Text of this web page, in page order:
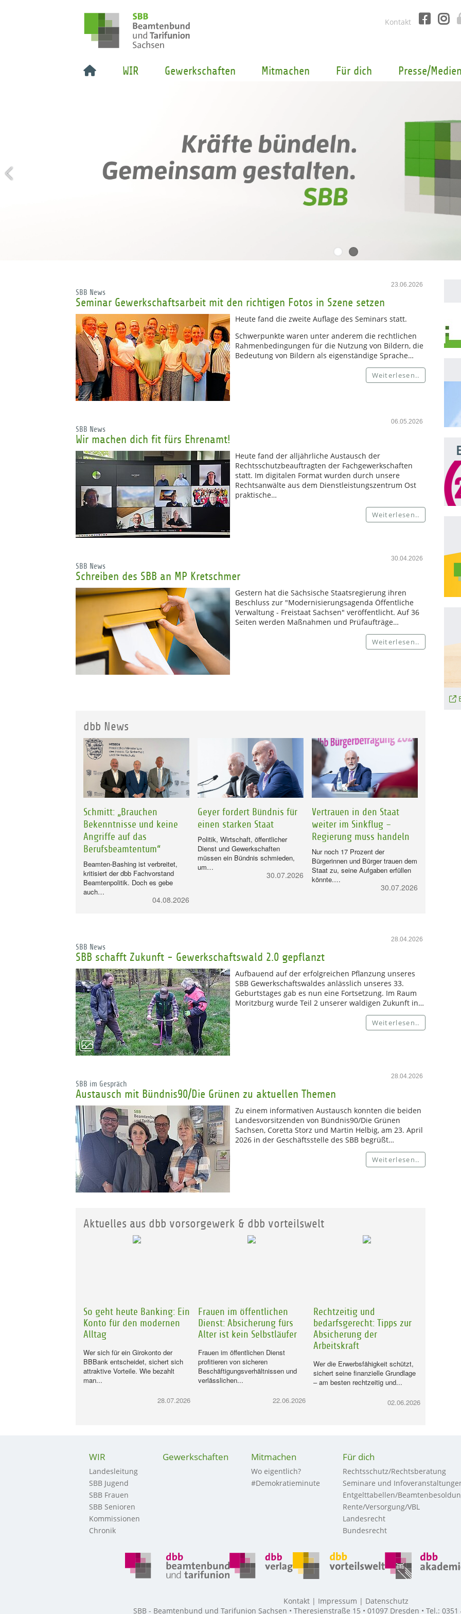
Kontakt
WIR Gewerkschaften Mitmachen Für dich Presse/Medien
23.06.2026
SBB News
Seminar Gewerkschaftsarbeit mit den richtigen Fotos in Szene setzen
Heute fand die zweite Auflage des Seminars statt.
Schwerpunkte waren unter anderem die rechtlichen
Rahmenbedingungen für die Nutzung von Bildern, die
Bedeutung von Bildern als eigenständige Sprache…
Weiterlesen..
06.05.2026
SBB News
Wir machen dich fit fürs Ehrenamt!
Heute fand der alljährliche Austausch der
Rechtsschutzbeauftragten der Fachgewerkschaften
statt. Im digitalen Format wurden durch unsere
Rechtsanwälte aus dem Dienstleistungszentrum Ost
praktische…
Weiterlesen..
30.04.2026
SBB News
Schreiben des SBB an MP Kretschmer
Gestern hat die Sächsische Staatsregierung ihren
Beschluss zur "Modernisierungsagenda Öffentliche
Verwaltung - Freistaat Sachsen" veröffentlicht. Auf 36
Seiten werden Maßnahmen und Prüfaufträge…
Weiterlesen..
dbb News
Schmitt: „Brauchen
Bekenntnisse und keine
Angriffe auf das
Berufsbeamtentum“
Beamten-Bashing ist verbreitet,
kritisiert der dbb Fachvorstand
Beamtenpolitik. Doch es gebe
auch…
04.08.2026
Geyer fordert Bündnis für
einen starken Staat
Politik, Wirtschaft, öffentlicher
Dienst und Gewerkschaften
müssen ein Bündnis schmieden,
um…
30.07.2026
Vertrauen in den Staat
weiter im Sinkflug –
Regierung muss handeln
Nur noch 17 Prozent der
Bürgerinnen und Bürger trauen dem
Staat zu, seine Aufgaben erfüllen
könnte.…
30.07.2026
28.04.2026
SBB News
SBB schafft Zukunft - Gewerkschaftswald 2.0 gepflanzt
Aufbauend auf der erfolgreichen Pflanzung unseres
SBB Gewerkschaftswaldes anlässlich unseres 33.
Geburtstages gab es nun eine Fortsetzung. Im Raum
Moritzburg wurde Teil 2 unserer waldigen Zukunft in…
Weiterlesen..
28.04.2026
SBB im Gespräch
Austausch mit Bündnis90/Die Grünen zu aktuellen Themen
Zu einem informativen Austausch konnten die beiden
Landesvorsitzenden von Bündnis90/Die Grünen
Sachsen, Coretta Storz und Martin Helbig, am 23. April
2026 in der Geschäftsstelle des SBB begrüßt…
Weiterlesen..
Aktuelles aus dbb vorsorgewerk & dbb vorteilswelt
So geht heute Banking: Ein
Konto für den modernen
Alltag
Wer sich für ein Girokonto der
BBBank entscheidet, sichert sich
attraktive Vorteile. Wie bezahlt
man...
28.07.2026
Frauen im öffentlichen
Dienst: Absicherung fürs
Alter ist kein Selbstläufer
Frauen im öffentlichen Dienst
profitieren von sicheren
Beschäftigungsverhältnissen und
verlässlichen...
22.06.2026
Rechtzeitig und
bedarfsgerecht: Tipps zur
Absicherung der
Arbeitskraft
Wer die Erwerbsfähigkeit schützt,
sichert seine finanzielle Grundlage
– am besten rechtzeitig und...
02.06.2026
WIR
Landesleitung
SBB Jugend
SBB Frauen
SBB Senioren
Kommissionen
Chronik
Gewerkschaften Mitmachen
Wo eigentlich?
#Demokratieminute
Für dich
Rechtsschutz/Rechtsberatung
Seminare und
Entgelttabellen/
Rente/Versorgung/VBL
Landesrecht
Bundesrecht
Kontakt Impressum
Datenschutz
SBB - Beamtenbund und Tarifunion Sachsen • Theresienstraße 15 • 01097 Dresden • Tel.: 0351